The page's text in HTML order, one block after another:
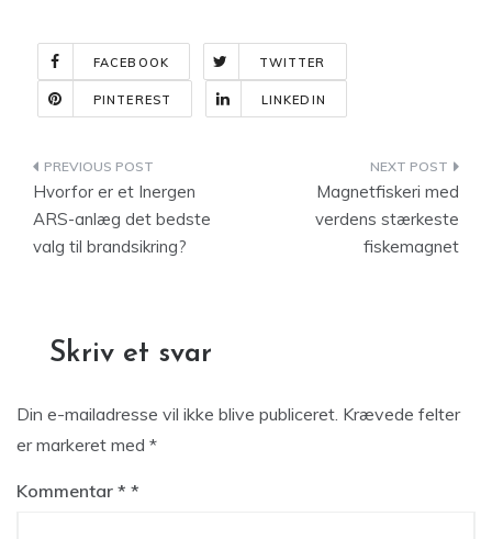
FACEBOOK TWITTER
PINTEREST LINKEDIN
Indlægsnavigation
Hvorfor er et Inergen
ARS-anlæg det bedste
valg til brandsikring?
Magnetfiskeri med
verdens stærkeste
fiskemagnet
Skriv et svar
Din e-mailadresse vil ikke blive publiceret. Krævede felter
er markeret med *
Kommentar *